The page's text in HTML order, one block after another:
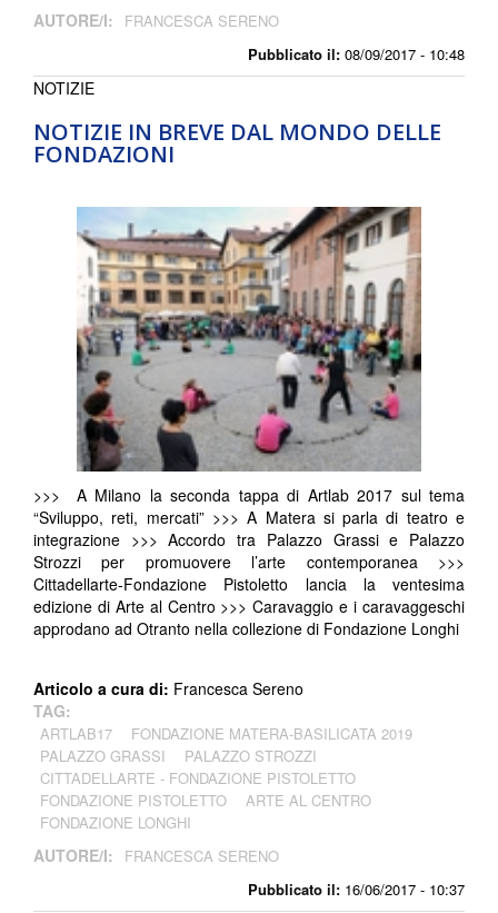
Pubblicato il: 08/09/2017 - 10:48
AUTORE/I: FRANCESCA SERENO
NOTIZIE IN BREVE DAL MONDO DELLE
FONDAZIONI
Pubblicato il: 16/06/2017 - 10:37
NOTIZIE
>>> A Milano la seconda tappa di Artlab 2017 sul tema
“Sviluppo, reti, mercati” >>> A Matera si parla di teatro e
integrazione >>> Accordo tra Palazzo Grassi e Palazzo
Strozzi per promuovere l’arte contemporanea >>>
Cittadellarte-Fondazione Pistoletto lancia la ventesima
edizione di Arte al Centro >>> Caravaggio e i caravaggeschi
approdano ad Otranto nella collezione di Fondazione Longhi
Articolo a cura di: Francesca Sereno
TAG:
ARTLAB17
FONDAZIONE MATERA-BASILICATA 2019
PALAZZO GRASSI
PALAZZO STROZZI
CITTADELLARTE - FONDAZIONE PISTOLETTO
FONDAZIONE PISTOLETTO
ARTE AL CENTRO
FONDAZIONE LONGHI
AUTORE/I: FRANCESCA SERENO